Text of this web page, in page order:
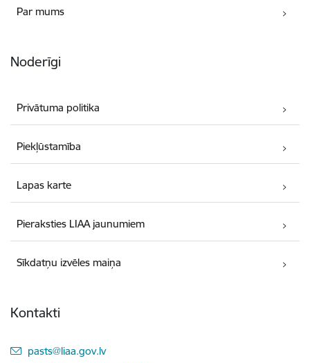
Par mums
Noderīgi
Privātuma politika
Piekļūstamība
Lapas karte
Pieraksties LIAA jaunumiem
Sīkdatņu izvēles maiņa
Kontakti
E-pasts:
pasts@liaa.gov.lv